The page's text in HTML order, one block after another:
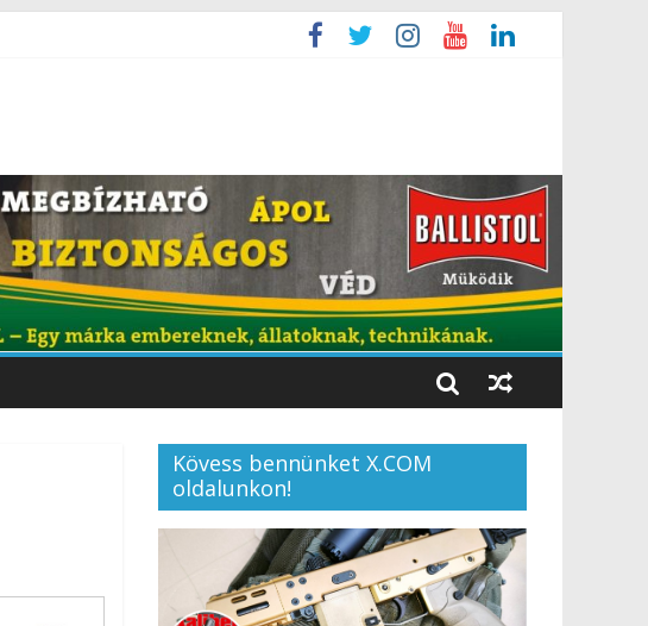
Kövess bennünket X.COM
oldalunkon!